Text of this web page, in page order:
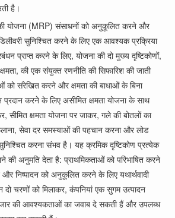
है।
योजना (MRP) संसाधनों को अनुकूलित करने और
सुनिश्चित करने के लिए एक आवश्यक प्रक्रिया
प्राप्त करने के लिए, योजना की दो मुख्य दृष्टिकोणों,
की एक संयुक्त रणनीति की सिफारिश की जाती
को संरेखित करने और क्षमता की बाधाओं के बिना
करने के लिए असीमित क्षमता योजना के साथ
सीमित क्षमता योजना पर जाकर, गले की बोतलों का
सेवा दर समस्याओं की पहचान करना और लोड
करना संभव है। यह क्रमिक दृष्टिकोण प्रत्येक
की अनुमति देता है: प्राथमिकताओं को परिभाषित करने
निष्पादन को अनुकूलित करने के लिए यथार्थवादी
चरणों को मिलाकर, कंपनियां एक सुगम उत्पादन
की आवश्यकताओं का जवाब दे सकती हैं और उपलब्ध